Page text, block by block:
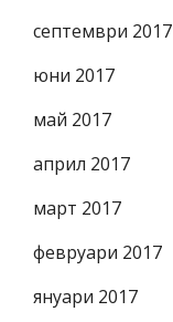
септември 2017
юни 2017
май 2017
април 2017
март 2017
февруари 2017
януари 2017